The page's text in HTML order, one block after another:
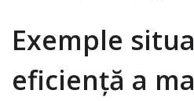
Exemple
eficiență a